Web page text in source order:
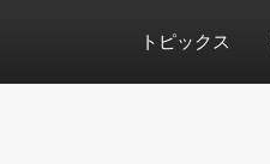
トピックス